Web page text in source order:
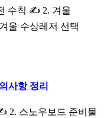
수칙 ✍ 2. 겨울
울 수상레저 선택
사항 정리
2. 스노우보드 준비물